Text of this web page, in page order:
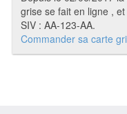
grise se fait en ligne ,
SIV : AA-123-AA.
Commander sa carte